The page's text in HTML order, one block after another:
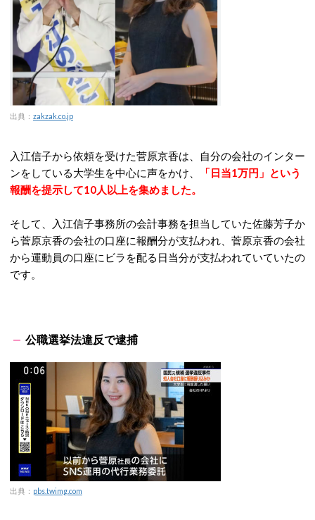
出典： zakzak.co.jp
入江信子から依頼を受けた菅原京香は、自分の会社のインター
ンをしている大学生を中心に声をかけ、
「日当1万円」という
報酬を提示して10人以上を集めました。
そして、入江信子事務所の会計事務を担当していた佐藤芳子か
ら菅原京香の会社の口座に報酬分が支払われ、菅原京香の会社
から運動員の口座にビラを配る日当分が支払われていていたの
です。
公職選挙法違反で逮捕
出典： pbs.twimg.com